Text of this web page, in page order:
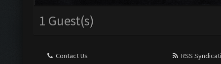
1 Guest(s)
Contact Us
RSS